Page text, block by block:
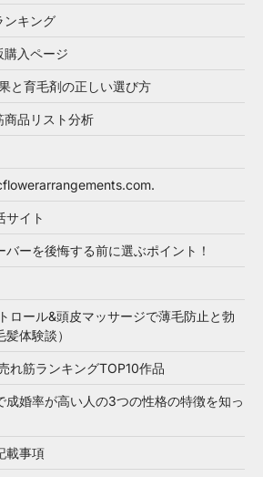
キング
入ページ
と育毛剤の正しい選び方
品リスト分析
サイト
バーを後悔する前に選ぶポイント！
ロール&頭皮マッサージで薄毛防止と勃
体験談）
れ筋ランキングTOP10作品
成婚率が高い人の3つの性格の特徴を知っ
載事項